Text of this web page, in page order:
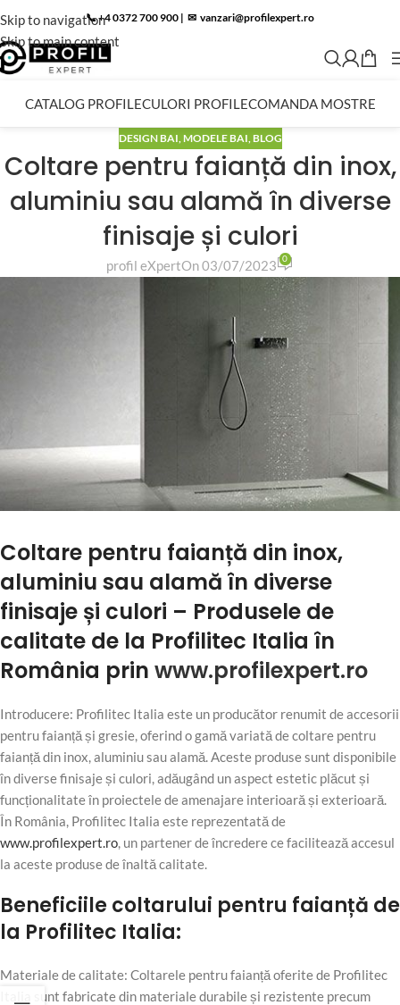
Skip to navigation
Skip to main content
📞 +4 0372 700 900 | ✉︎ vanzari@profilexpert.ro
CATALOG PROFILECULORI PROFILECOMANDA MOSTRE
DESIGN BAI,MODELE BAI,BLOG
Coltare pentru faianță din inox,
aluminiu sau alamă în diverse
finisaje și culori
profil eXpertOn 03/07/2023 0
Coltare pentru faianță din inox,
aluminiu sau alamă în diverse
finisaje și culori – Produsele de
calitate de la Profilitec Italia în
România prin www.profilexpert.ro
Introducere: Profilitec Italia este un producător renumit de accesorii
pentru faianță și gresie, oferind o gamă variată de coltare pentru
faianță din inox, aluminiu sau alamă. Aceste produse sunt disponibile
în diverse finisaje și culori, adăugând un aspect estetic plăcut și
funcționalitate în proiectele de amenajare interioară și exterioară.
În România, Profilitec Italia este reprezentată de
www.profilexpert.ro , un partener de încredere ce facilitează accesul
la aceste produse de înaltă calitate.
Beneficiile coltarului pentru faianță de
la Profilitec Italia:
Materiale de calitate: Coltarele pentru faianță oferite de Profilitec
Italia sunt fabricate din materiale durabile și rezistente precum